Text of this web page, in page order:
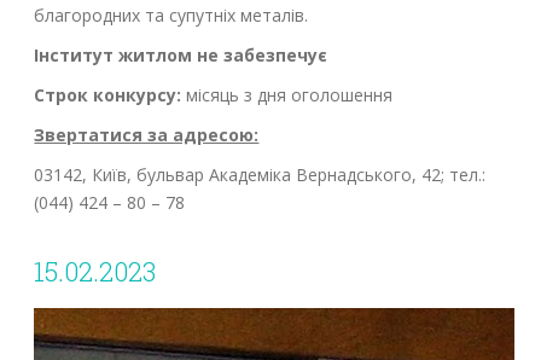
благородних та супутніх металів.
Інститут житлом не забезпечує
Строк конкурсу: місяць з дня оголошення
Звертатися за адресою:
03142, Київ, бульвар Академіка Вернадського, 42; тел.:
(044) 424 – 80 – 78
15.02.2023